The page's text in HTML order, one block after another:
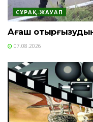
СҰРАҚ-ЖАУАП
Ағаш
07.08.2026